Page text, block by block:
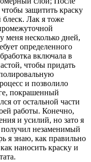
защитить краску
Лак я тоже
меня несколько дней,
определенного
включала в
чтобы придать
и позволило
покрашенный
от остальной части
работы. Конечно,
и усилий, но зато я
незаменимый
я знаю, как правильно
наносить краску и